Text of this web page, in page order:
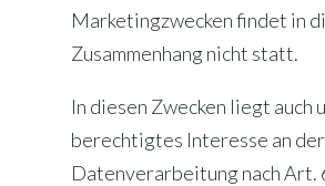
Marketingzwecken findet in
Zusammenhang nicht statt.
In diesen Zwecken liegt auch
berechtigtes Interesse an der
Datenverarbeitung nach Art.